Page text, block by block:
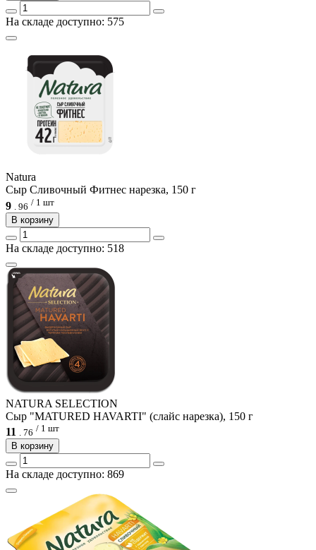
На складе доступно: 575
Natura
Сыр Cливочный Фитнес нарезка, 150 г
9
96 / 1 шт
В корзину
На складе доступно: 518
NATURA SELECTION
Сыр "MATURED HAVARTI" (слайс нарезка), 150 г
11 . 76 / 1 шт
В корзину
На складе доступно: 869